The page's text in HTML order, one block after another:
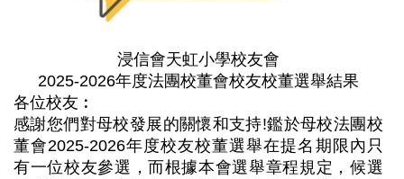
浸信會天虹小學校友會
2025-2026年度法團校董會校友校董選舉結果
各位校友︰
感謝您們對母校發展的關懷和支持!鑑於母校法團校
董會2025-2026年度校友校董選舉在提名期限內只
有一位校友參選，而根據本會選舉章程規定，候選